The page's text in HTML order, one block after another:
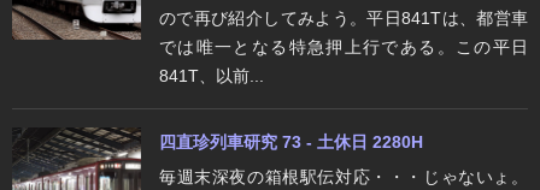
ので再び紹介してみよう。平日841Tは、都営車
では唯一となる特急押上行である。この平日
841T、以前...
四直珍列車研究 73 - 土休日 2280H
毎週末深夜の箱根駅伝対応・・・じゃないょ。